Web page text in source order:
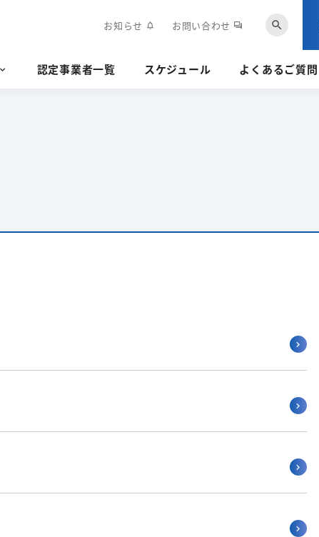
お知らせ notifications お問い合わせ forum search
認定事業者一覧 スケジュール よくあるご質問